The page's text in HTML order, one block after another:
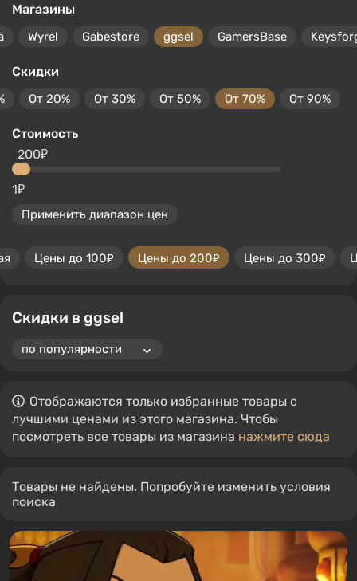
Магазины
Wyrel Gabestore ggsel GamersBase
Скидки
От 20% От 30% От 50% От 70% От 90%
Стоимость
1₽
200₽
Применить диапазон цен
Цены до 100₽ Цены до 200₽ Цены до 300₽
Скидки в ggsel
Отображаются только избранные товары с
лучшими ценами из этого магазина. Чтобы
посмотреть все товары из магазина нажмите сюда
Товары не найдены. Попробуйте изменить условия
поиска